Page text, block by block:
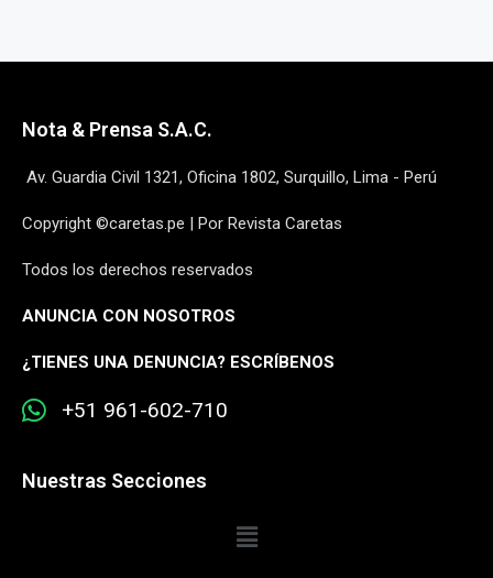
Nota & Prensa S.A.C.
Av. Guardia Civil 1321, Oficina 1802, Surquillo, Lima - Perú
Copyright ©caretas.pe | Por Revista Caretas
Todos los derechos reservados
ANUNCIA CON NOSOTROS
¿TIENES UNA DENUNCIA? ESCRÍBENOS
+51 961-602-710
Nuestras Secciones